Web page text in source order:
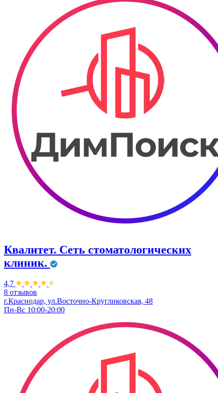
Квалитет. Сеть стоматологических
клиник.
4,7
8 отзывов
г.Краснодар, ул.Восточно-Кругликовская, 48
Пн-Вс 10:00-20:00